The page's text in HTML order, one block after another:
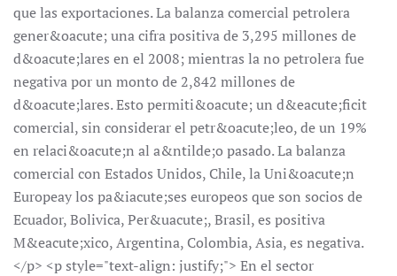
que las exportaciones. La balanza comercial petrolera
gener&oacute; una cifra positiva de 3,295 millones de
d&oacute;lares en el 2008; mientras la no petrolera fue
negativa por un monto de 2,842 millones de
d&oacute;lares. Esto permiti&oacute; un d&eacute;ficit
comercial, sin considerar el petr&oacute;leo, de un 19%
en relaci&oacute;n al a&ntilde;o pasado. La balanza
comercial con Estados Unidos, Chile, la Uni&oacute;n
Europeay los pa&iacute;ses europeos que son socios de
Ecuador, Bolivica, Per&uacute;, Brasil, es positiva
M&eacute;xico, Argentina, Colombia, Asia, es negativa.
</p> <p style="text-align: justify;"> En el sector